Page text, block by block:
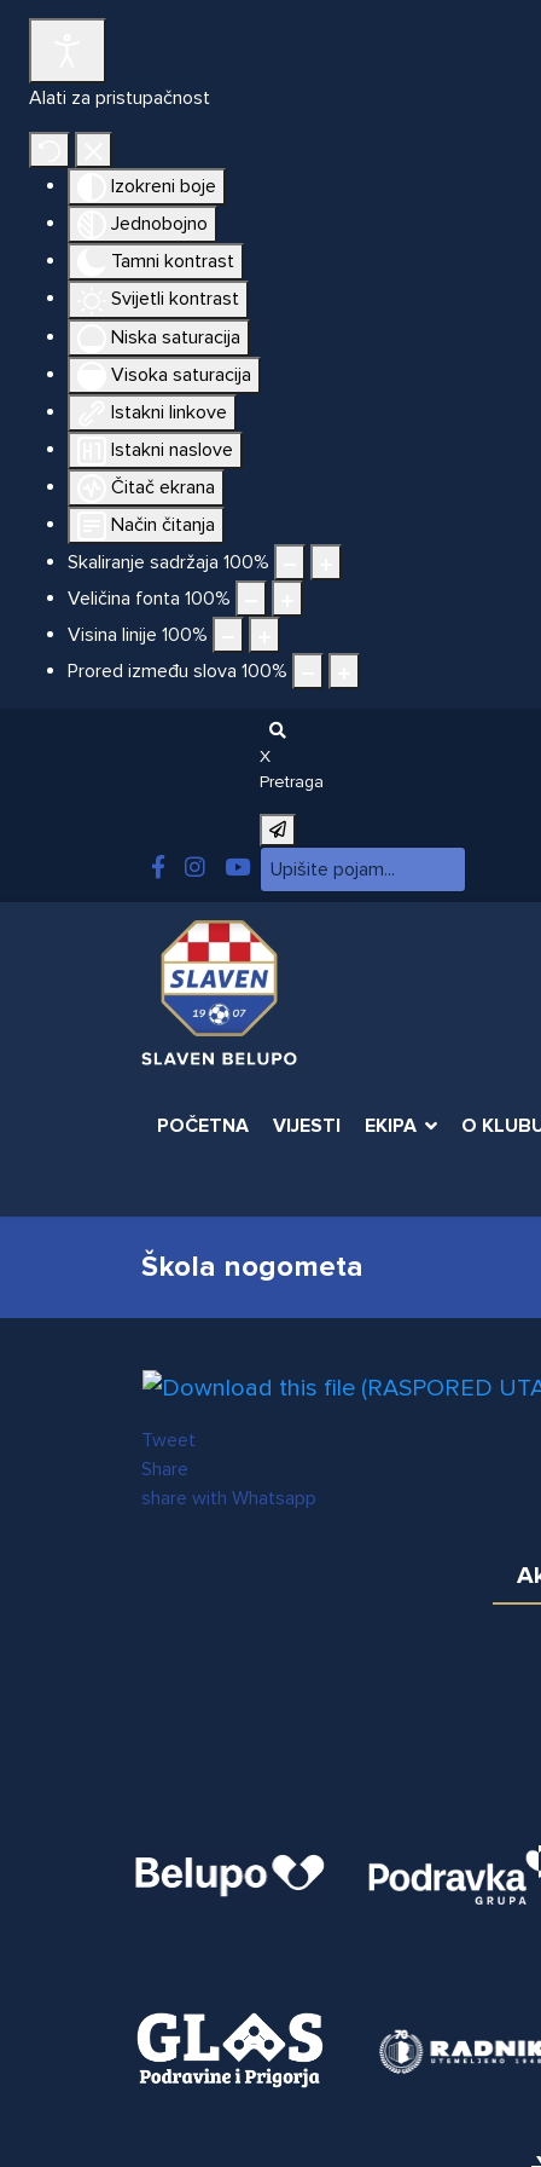
Alati za pristupačnost
Izokreni boje
Jednobojno
Tamni kontrast
Svijetli kontrast
Niska saturacija
Visoka saturacija
Istakni linkove
Istakni naslove
Čitač ekrana
Način čitanja
Skaliranje sadržaja 100%
Veličina fonta 100%
Visina linije 100%
Prored između slova 100%
X
Pretraga
POČETNA VIJESTI EKIPA O
Škola nogometa
Tweet
Share
share with Whatsapp